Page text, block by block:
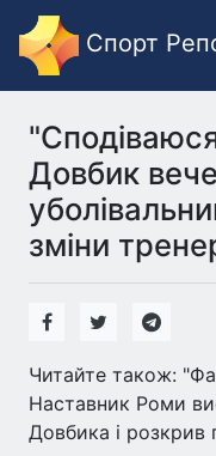
Спорт
Довбик
зміни
Читайте також:
Наставник Роми
Довбика і розкрив